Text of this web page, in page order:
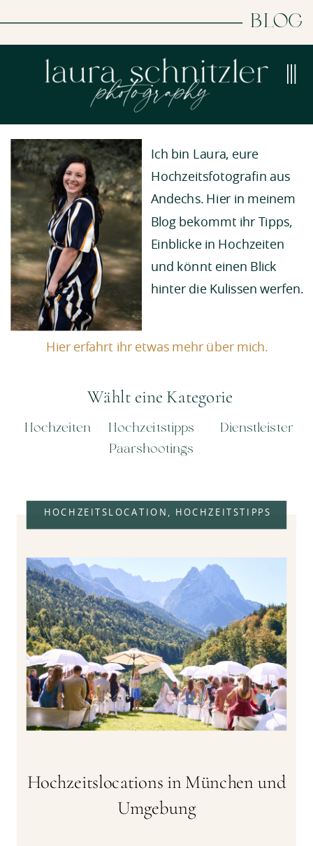
BLOG
Ich bin Laura, eure
Hochzeitsfotografin aus
Andechs. Hier in meinem
Blog bekommt ihr Tipps,
Einblicke in Hochzeiten
und könnt einen Blick
hinter die Kulissen werfen.
Hier erfahrt ihr etwas mehr über mich.
Wählt eine Kategorie
Hochzeiten Hochzeitstipps Dienstleister
Paarshootings
Hochzeitslocations in München und
Umgebung
HOCHZEITSLOCATION , HOCHZEITSTIPPS